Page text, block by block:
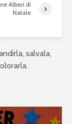
Alberi di
Natale
salvala,